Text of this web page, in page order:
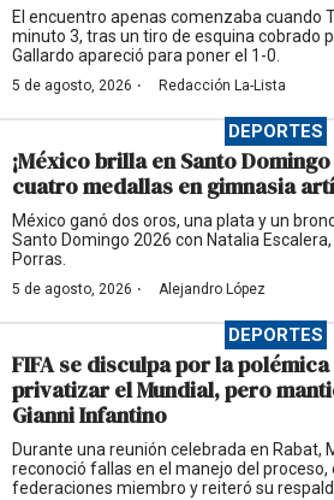
El encuentro apenas comenzaba cuando
minuto 3, tras un tiro de esquina cobrado
Gallardo apareció para poner el 1-0.
5 de agosto, 2026 · Redacción La-Lista
DEPORTES
¡México brilla en Santo
cuatro medallas en gimnasia
México ganó dos oros, una plata y un
Santo Domingo 2026 con Natalia
Porras.
5 de agosto, 2026 · Alejandro López
DEPORTES
FIFA se disculpa por la
privatizar el Mundial, pero
Gianni Infantino
Durante una reunión celebrada en Rabat,
reconoció fallas en el manejo del proceso,
federaciones miembro y reiteró su